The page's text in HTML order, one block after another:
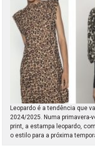
Leopardo é a tendência que
2024/2025. Numa primavera-
print, a estampa leopardo,
o estilo para a próxima